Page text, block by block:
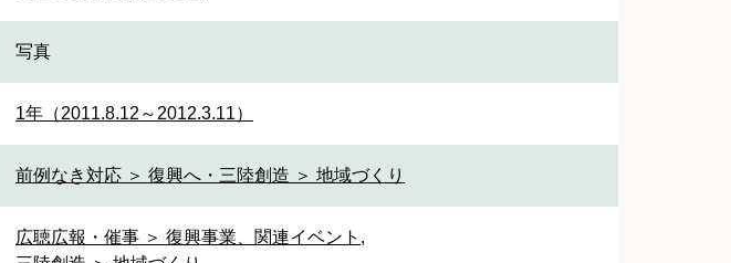
写真
1年（2011.8.12～2012.3.11）
前例なき対応 ＞ 復興へ・三陸創造 ＞ 地域づくり
広聴広報・催事 ＞ 復興事業、関連イベント ,